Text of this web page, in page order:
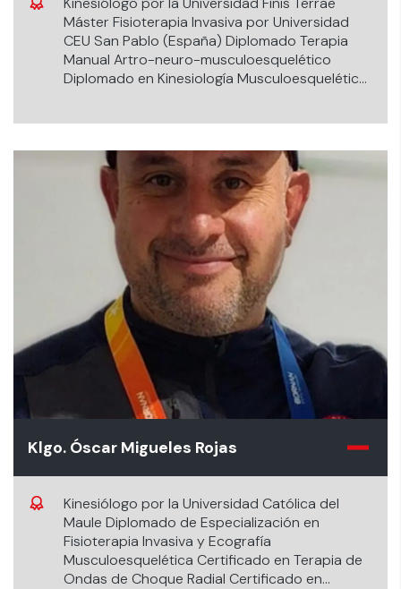
Máster Fisioterapia Invasiva por Universidad
CEU San Pablo (España) Diplomado Terapia
Manual Artro-neuro-musculoesquelético
Diplomado en Kinesiología Musculoesquelética
Kinesiología Universidad de los Andes, Director
del Diplomado de Especialización en
Fisioterapia Invasiva y Ecografía
Musculoesquelética.
Klgo. Óscar Migueles Rojas
Kinesiólogo por la Universidad Católica del
Maule Diplomado de Especialización en
Fisioterapia Invasiva y Ecografía
Musculoesquelética Certificado en Terapia de
Ondas de Choque Radial Certificado en